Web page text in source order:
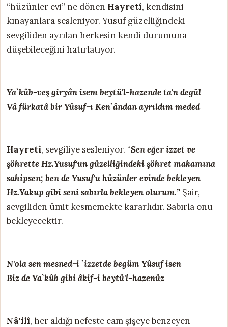
“hüzünler evi” ne dönen Hayretî, kendisini
kınayanlara sesleniyor. Yusuf güzelliğindeki
sevgiliden ayrılan herkesin kendi durumuna
düşebileceğini hatırlatıyor.
Ya`kûb-veş giryân isem beytü'l-hazende ta'n degül
Vâ fürkatâ bir Yûsuf-ı Ken`ândan ayrıldım meded
Hayretî, sevgiliye sesleniyor. “Sen eğer izzet ve
şöhrette Hz.Yusuf'un güzelliğindeki şöhret makamına
sahipsen; ben de Yusuf'u hüzünler evinde bekleyen
Hz.Yakup gibi seni sabırla bekleyen olurum.” Şair,
sevgiliden ümit kesmemekte kararlıdır. Sabırla onu
bekleyecektir.
N'ola sen mesned-i `izzetde begüm Yûsuf isen
Biz de Ya`kûb gibi âkif-i beytü'l-hazenüz
Nâ'ilî, her aldığı nefeste cam şişeye benzeyen